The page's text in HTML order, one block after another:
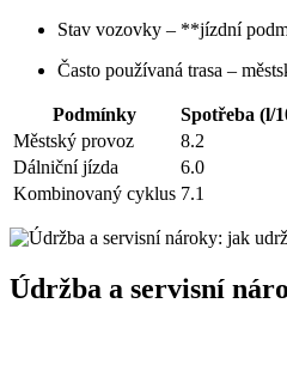
Stav vozovky – **jízdní
Často používaná trasa –
Podmínky
Spotřeba (l/
Městský provoz
8.2
Dálniční jízda
6.0
Kombinovaný cyklus 7.1
Údržba a servisní